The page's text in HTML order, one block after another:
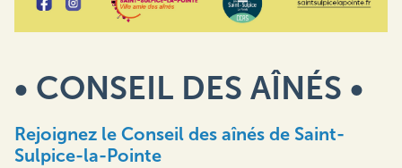
• CONSEIL DES AÎNÉS •
Rejoignez le Conseil des aînés de Saint-
Sulpice-la-Pointe